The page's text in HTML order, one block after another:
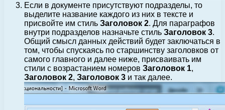
Если в документе присутствуют подразделы, то
выделите название каждого из них в тексте и
присвойте им стиль Заголовок 2. Для параграфов
внутри подразделов назначьте стиль Заголовок 3.
Общий смысл данных действий будет заключаться в
том, чтобы спускаясь по старшинству заголовков от
самого главного и далее ниже, присваивать им
стили с возрастанием номеров Заголовок 1,
Заголовок 2, Заголовок 3 и так далее.